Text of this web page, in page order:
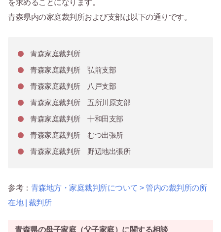
を求めることになります。
青森県内の家庭裁判所および支部は以下の通りです。
青森家庭裁判所
青森家庭裁判所 弘前支部
青森家庭裁判所 八戸支部
青森家庭裁判所 五所川原支部
青森家庭裁判所 十和田支部
青森家庭裁判所 むつ出張所
青森家庭裁判所 野辺地出張所
参考： 青森地方・家庭裁判所について > 管内の裁判所の所
在地 | 裁判所
青森県の母子家庭（父子家庭）に関する相談